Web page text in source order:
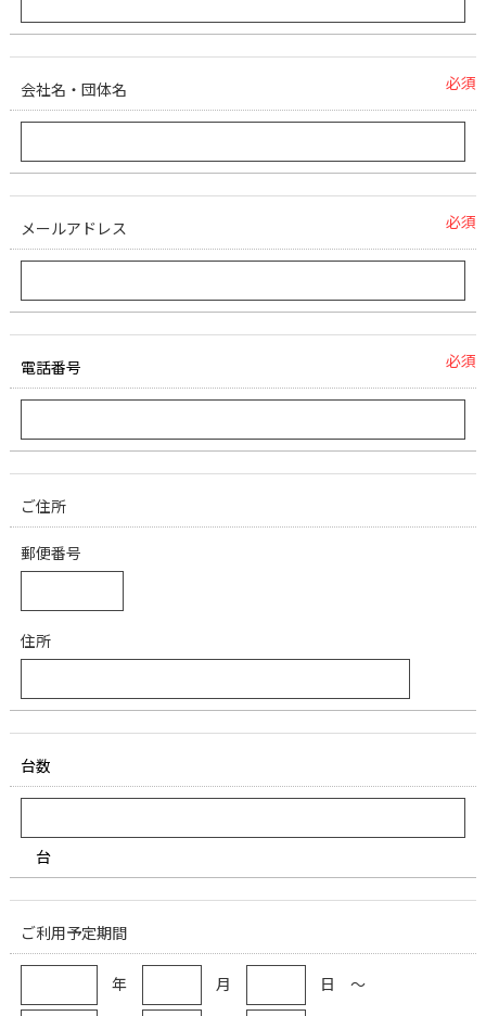
会社名・団体名 必須
メールアドレス 必須
電話番号 必須
ご住所
郵便番号
住所
台数
台
ご利用予定期間
年 月 日 ～